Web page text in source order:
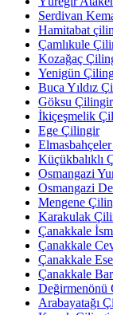
Serdivan
Hamitabat
Çamlıkule
Kozağaç
Yenigün
Buca Yıldız
Göksu
İkiçeşmelik
Ege Çilingir
Küçükbalıklı
Osmangazi
Osmangazi
Mengene
Karakulak
Çanakkale
Çanakkale
Çanakkale
Çanakkale
Değirmenönü
Arabayatağı